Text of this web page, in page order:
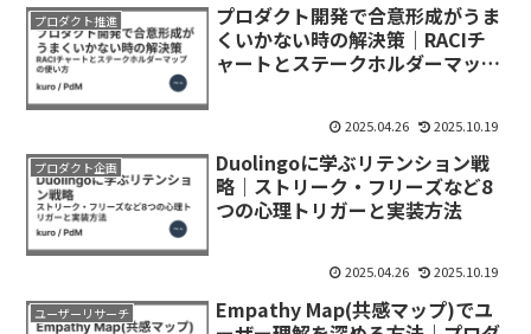
プロダクト推進
プロダクト開発で合意形成がうま
くいかない時の解決策｜RACIチ
ャートとステークホルダーマップ
2025.04.26 2025.10.19
プロダクト企画
Duolingoに学ぶリテンション戦
略｜ストリーク・フリーズなど8
つの心理トリガーと実装方法
2025.04.26 2025.10.19
ユーザーリサーチ
Empathy Map(共感マップ)でユ